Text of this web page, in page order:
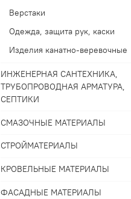
Верстаки
Одежда, защита рук, каски
Изделия канатно-веревочные
ИНЖЕНЕРНАЯ САНТЕХНИКА,
ТРУБОПРОВОДНАЯ АРМАТУРА,
СЕПТИКИ
СМАЗОЧНЫЕ МАТЕРИАЛЫ
СТРОЙМАТЕРИАЛЫ
КРОВЕЛЬНЫЕ МАТЕРИАЛЫ
ФАСАДНЫЕ МАТЕРИАЛЫ